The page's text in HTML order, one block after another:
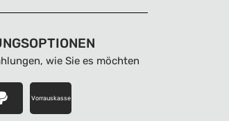
wie Sie es möchten
Vorrauskasse